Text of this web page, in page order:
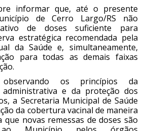
informar que, até o presente
de Cerro Largo/RS não
de doses suficiente para
estratégica recomendada pela
da Saúde e, simultaneamente,
para todas as demais faixas
os princípios da
administrativa e da proteção dos
a Secretaria Municipal de Saúde
da cobertura vacinal de maneira
que novas remessas de doses são